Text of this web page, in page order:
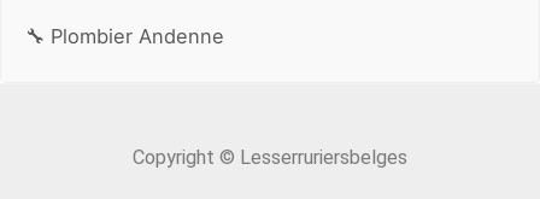
🔧 Plombier Andenne
Copyright © Lesserruriersbelges